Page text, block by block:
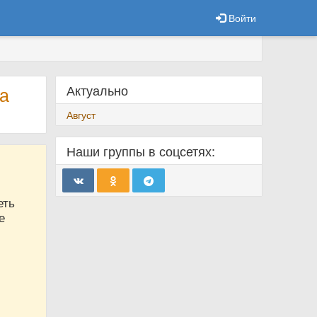
Войти
Актуально
Август
Наши группы в соцсетях: